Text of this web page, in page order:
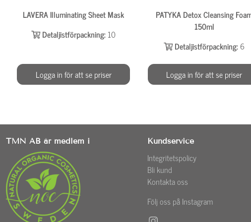
LAVERA Illuminating Sheet Mask
Detaljistförpackning:10
Logga in för att se priser
PATYKA Detox Cleansing
150ml
Detaljistförpackning:6
Logga in för att se priser
TMN AB är medlem i Kundservice
Integritetspolicy
Bli kund
Kontakta oss
Följ oss på Instagram